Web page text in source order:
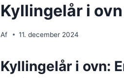
Kyllingelår i
Af 11. december 2024
Kyllingelår i ovn: